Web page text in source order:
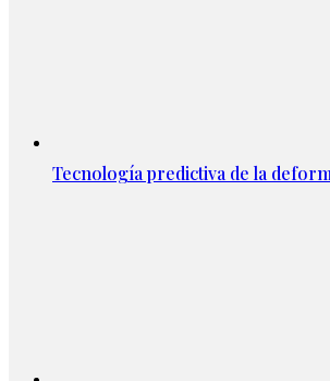
Tecnología predictiva de la